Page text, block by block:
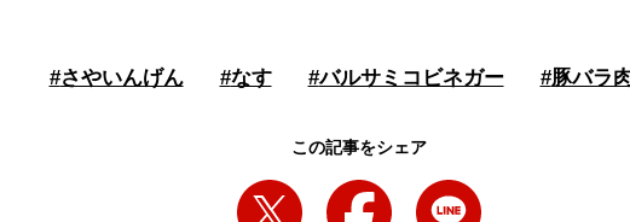
#さやいんげん #なす #バルサミコビネガー #豚バラ
この記事をシェア